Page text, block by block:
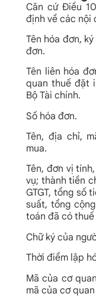
Căn cứ Điều
định về các nội
Tên hóa đơn,
đơn.
Tên liên hóa
quan thuế đặt
Bộ Tài chính.
Số hóa đơn.
Tên, địa chỉ,
mua.
Tên, đơn vị
vụ; thành tiền
GTGT, tổng số
suất, tổng
toán đã có thuế
Chữ ký của
Thời điểm lập
Mã của cơ
mã của cơ